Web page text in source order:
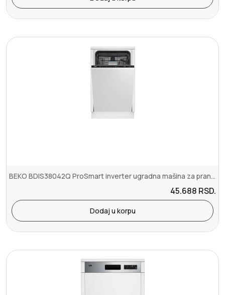
BEKO BDIS38042Q ProSmart inverter ugradna mašina za pranje sudova
45.688 RSD.
Dodaj u korpu